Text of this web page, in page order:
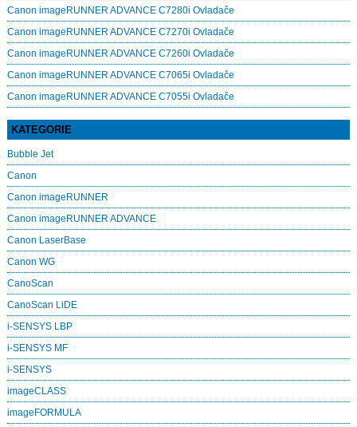
Canon imageRUNNER ADVANCE C7280i Ovladače
Canon imageRUNNER ADVANCE C7270i Ovladače
Canon imageRUNNER ADVANCE C7260i Ovladače
Canon imageRUNNER ADVANCE C7065i Ovladače
Canon imageRUNNER ADVANCE C7055i Ovladače
KATEGORIE
Bubble Jet
Canon
Canon imageRUNNER
Canon imageRUNNER ADVANCE
Canon LaserBase
Canon WG
CanoScan
CanoScan LiDE
i-SENSYS LBP
i-SENSYS MF
i‑SENSYS
imageCLASS
imageFORMULA